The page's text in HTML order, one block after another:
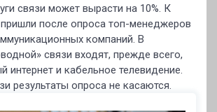
связи может вырасти на 10%. К
после опроса топ-менеджеров
компаний. В
связи входят, прежде всего,
интернет и кабельное телевидение.
результаты опроса не касаются.